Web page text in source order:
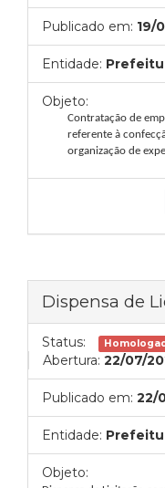
Publicado em: 19/
Entidade:
Objeto:
Contratação de
referente à
organização de
Dispensa de
Status:
Abertura: 22/07/
Publicado em: 22/
Entidade:
Objeto: